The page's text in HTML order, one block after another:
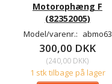
Motorophæng F
(82352005)
Model/varenr.: abmo63
300,00 DKK
(240,00 DKK)
1 stk tilbage på lager